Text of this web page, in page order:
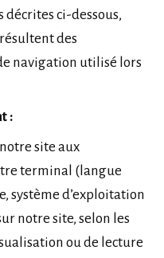
ci-dessous,
des
navigation utilisé lors
:
site aux
terminal (langue
système d’exploitation
notre site, selon les
ou de lecture